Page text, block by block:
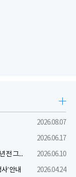
2026.08.07
2026.06.17
[전시] 6.10만세운동 100주년 기념 특별기획전 <100년 전 그날을 보다: 6.10만세운동>
2026.06.10
’ 안내
2026.04.24